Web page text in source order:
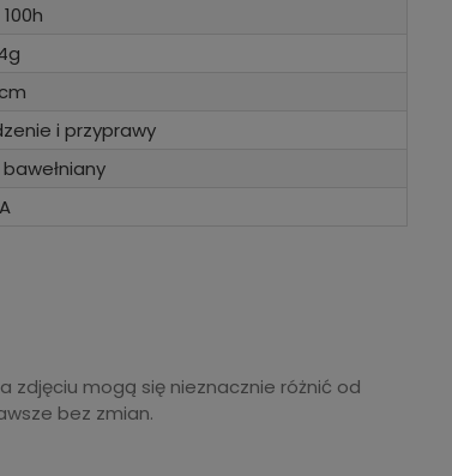
i przyprawy
bawełniany
zdjęciu mogą się nieznacznie różnić od
bez zmian.